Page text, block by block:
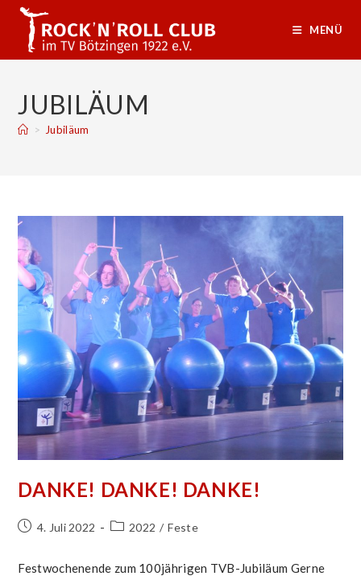
Zum
Inhalt
springen
MENÜ
JUBILÄUM
> Jubiläum
DANKE! DANKE! DANKE!
Beitrag4. Juli 2022
Beitrags-
2022 / Feste
Festwochenende zum 100jährigen TVB-Jubiläum Gerne